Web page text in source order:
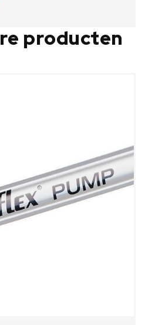
producten